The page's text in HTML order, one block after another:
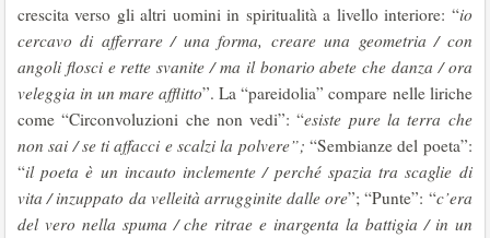
crescita verso gli altri uomini in spiritualità a livello interiore: “io
cercavo di afferrare / una forma, creare una geometria / con
angoli flosci e rette svanite / ma il bonario abete che danza / ora
veleggia in un mare afflitto”. La “pareidolia” compare nelle liriche
come “Circonvoluzioni che non vedi”: “esiste pure la terra che
non sai / se ti affacci e scalzi la polvere”; “Sembianze del poeta”:
“il poeta è un incauto inclemente / perché spazia tra scaglie di
vita / inzuppato da velleità arrugginite dalle ore”; “Punte”: “c’era
del vero nella spuma / che ritrae e inargenta la battigia / in un